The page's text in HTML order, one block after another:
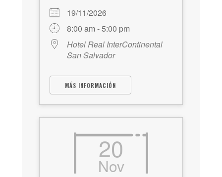
19/11/2026
8:00 am - 5:00 pm
Hotel Real InterContinental
San Salvador
MÁS INFORMACIÓN
20
Nov